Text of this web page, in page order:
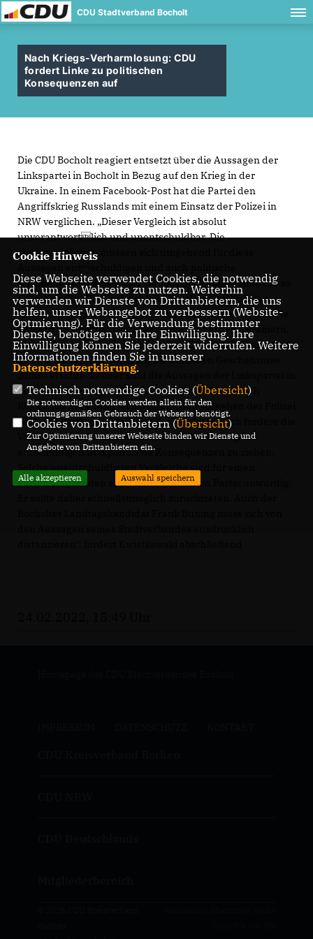
CDU Stadtverband Bocholt
Nach Kriegs-Verharmlosung: CDU
fordert Linke zu politischen
Konsequenzen auf
Die CDU Bocholt reagiert entsetzt über die Aussagen der
Linkspartei in Bocholt in Bezug auf den Krieg in der
Ukraine. In einem Facebook-Post hat die Partei den
Angriffskrieg Russlands mit einem Einsatz der Polizei in
NRW verglichen. „Dieser Vergleich ist absolut
unverantwortlich und unentschuldbar. Die
Verantwortlichen müssen sich umgehend für diese
Konsequenzen ziehen“, fordert der CDU-Vorsitzende Lukas
Kwiatkowski. „Die Nachrichten über den Angriffskrieg
Russlands gegen die Ukraine haben uns heute Morgen alle
entsetzt. In unseren Gedanken sind wir bei den Ukrainern,
die mit ihrem Leben für Freiheit und Demokratie kämpfen“,
blickt Lukas Kwiatkowski auf die aktuellen Geschehnisse.
Umso erschreckender sind die Aussagen der Linkspartei in
Bocholt des heutigen Tages. Dass sie den Einmarsch
Russlands mit einem rechtsstaatlichen Vorgehen der Polizei
NRW vergleichen, ist nicht zu entschuldigen. Ich fordere die
Verantwortlichen daher auf, sich für die Aussage zu
entschuldigen und politische Konsequenzen zu ziehen.
Solche unentschuldbaren Vergleiche sind für einen
Parteivorsitzenden einer demokratischen Partei unwürdig.
Cookie Hinweis
Diese Webseite verwendet Cookies, die notwendig
sind, um die Webseite zu nutzen. Weiterhin
verwenden wir Dienste von Drittanbietern, die uns
helfen, unser Webangebot zu verbessern (Website-
Optmierung). Für die Verwendung bestimmter
Dienste, benötigen wir Ihre Einwilligung. Ihre
Einwilligung können Sie jederzeit widerrufen. Weitere
Informationen finden Sie in unserer
Datenschutzerklärung.
Technisch notwendige Cookies (Übersicht)
Die notwendigen Cookies werden allein für den
ordnungsgemäßen Gebrauch der Webseite benötigt.
Cookies von Drittanbietern (Übersicht)
Zur Optimierung unserer Webseite binden wir Dienste und
Angebote von Drittanbietern ein.
Alle akzeptieren Auswahl speichern